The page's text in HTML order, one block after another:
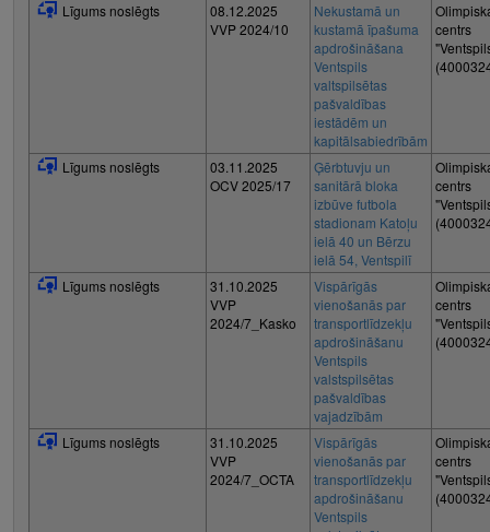
Līgums noslēgts
08.12.2025
VVP 2024/10
Nekustamā un
kustamā īpašuma
apdrošināšana
Ventspils
valtspilsētas
pašvaldības
iestādēm un
kapitālsabiedrībām
centrs
Līgums noslēgts
03.11.2025
OCV 2025/17
Ģērbtuvju un
sanitārā bloka
izbūve futbola
stadionam Katoļu
ielā 40 un Bērzu
ielā 54, Ventspilī
centrs
Līgums noslēgts
31.10.2025
VVP
2024/7_Kasko
Vispārīgās
vienošanās par
transportlīdzekļu
apdrošināšanu
Ventspils
valstspilsētas
pašvaldības
vajadzībām
centrs
Līgums noslēgts
31.10.2025
VVP
2024/7_OCTA
Vispārīgās
vienošanās par
transportlīdzekļu
apdrošināšanu
Ventspils
centrs